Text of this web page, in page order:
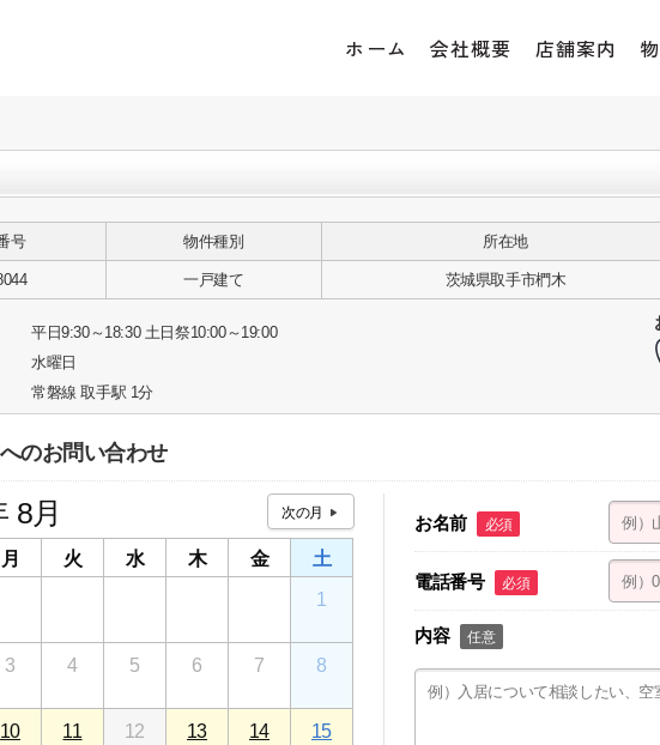
ホーム 会社概要 店舗案内
号 物件種別 所在地
一戸建て 茨城県取手市椚木
平日9:30～18:30 土日祭10:00～19:00
水曜日
常磐線 取手駅 1分
のお問い合わせ
8月
月 火 水 木 金
土
1
3 4 5 6 7 8
10 11 12 13 14 15
お名前 必須
電話番号 必須
内容 任意